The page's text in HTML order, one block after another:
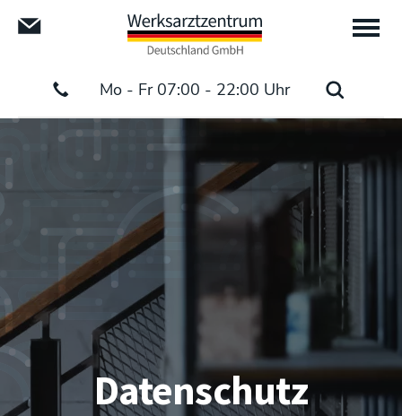
Mo - Fr 07:00 - 22:00 Uhr
Datenschutz